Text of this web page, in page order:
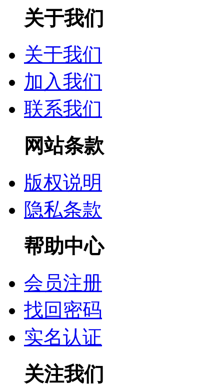
关于我们
关于我们
加入我们
联系我们
网站条款
版权说明
隐私条款
帮助中心
会员注册
找回密码
实名认证
关注我们